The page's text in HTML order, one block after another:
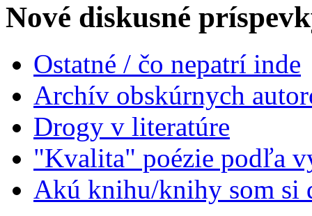
Nové diskusné
Ostatné / čo nepatrí inde
Archív obskúrnych
Drogy v literatúre
"Kvalita" poézie podľa
Akú knihu/knihy som si